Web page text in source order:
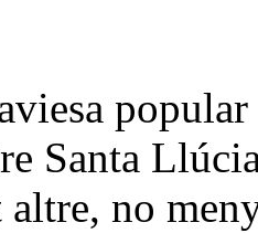
Santa
altre, no